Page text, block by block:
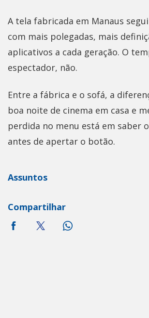
A tela fabricada em Manaus
com mais polegadas, mais
aplicativos a cada geração. O
espectador, não.
Entre a fábrica e o sofá, a
boa noite de cinema em casa e
perdida no menu está em saber
antes de apertar o botão.
Assuntos
Compartilhar